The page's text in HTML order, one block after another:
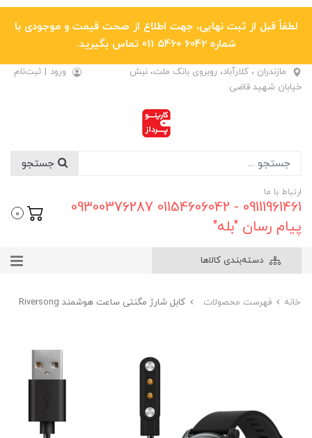
لطفاً قبل از ثبت نهایی، جهت اطلاع از صحت قیمت و موجودی با
شماره 6042 5460 011 تماس بگیرید.
مازندران ، کلارآباد، روبروی بانک ملت، نبش
خیابان شهید قاضی
ورود | ثبت‌نام
ارتباط با ما
09111961461 - 01154606042 09300376287
پیام رسان "بله"
0
دسته‌بندی کالاها
خانه فهرست محصولات کابل شارژ مگنتی ساعت هوشمند Riversong